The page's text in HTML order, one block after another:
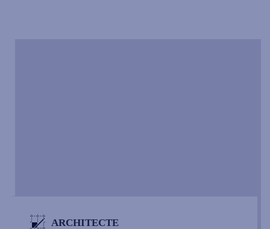
ARCHITECTE